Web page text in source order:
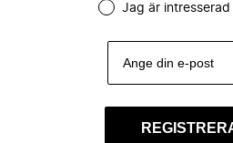
Jag är